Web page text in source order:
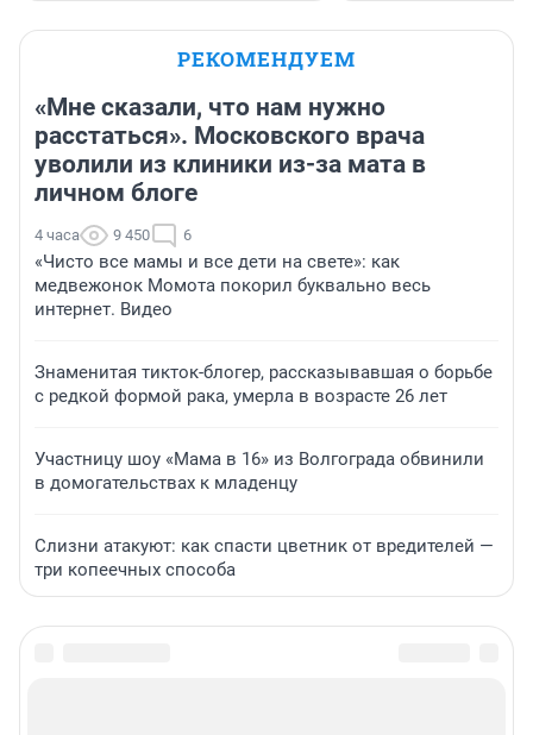
РЕКОМЕНДУЕМ
«Мне сказали, что нам нужно
расстаться». Московского врача
уволили из клиники из-за мата в
личном блоге
4 часа 9 450 6
«Чисто все мамы и все дети на свете»: как
медвежонок Момота покорил буквально весь
интернет. Видео
Знаменитая тикток-блогер, рассказывавшая о борьбе
с редкой формой рака, умерла в возрасте 26 лет
Участницу шоу «Мама в 16» из Волгограда обвинили
в домогательствах к младенцу
Слизни атакуют: как спасти цветник от вредителей —
три копеечных способа